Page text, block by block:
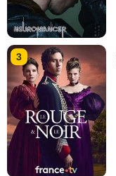
3